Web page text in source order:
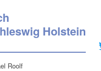
Holstein
Roolf